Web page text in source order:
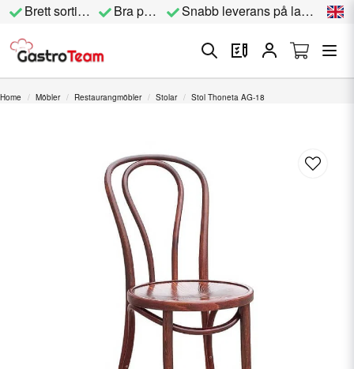
Brett sortiment Bra priser Snabb leverans på lagervara
Home Möbler Restaurangmöbler Stolar Stol Thoneta AG-18